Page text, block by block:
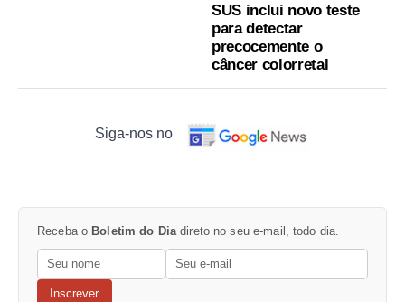
SUS inclui novo teste
para detectar
precocemente o
câncer colorretal
Siga-nos no
Receba o Boletim do Diadireto no seu e-mail, todo dia.
Inscrever